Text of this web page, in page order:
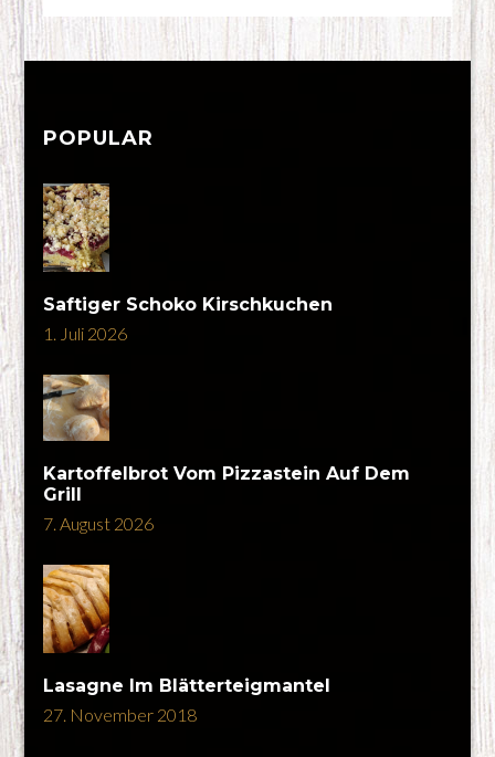
POPULAR
Saftiger Schoko Kirschkuchen
1. Juli 2026
Kartoffelbrot Vom Pizzastein Auf Dem
Grill
7. August 2026
Lasagne Im Blätterteigmantel
27. November 2018